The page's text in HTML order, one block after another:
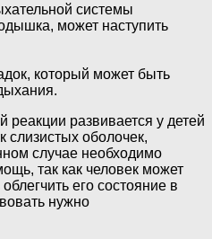
системы
может наступить
который может быть
реакции развивается у детей
слизистых оболочек,
случае необходимо
так как человек может
его состояние в
нужно